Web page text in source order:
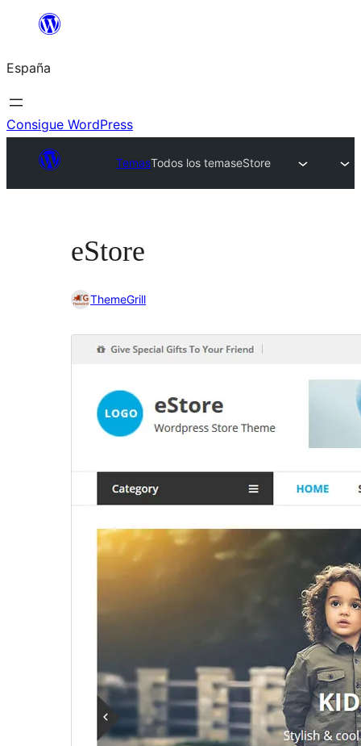
Saltar
contenido
España
Consigue WordPress
TemasTodos los temaseStore
eStore
ThemeGrill